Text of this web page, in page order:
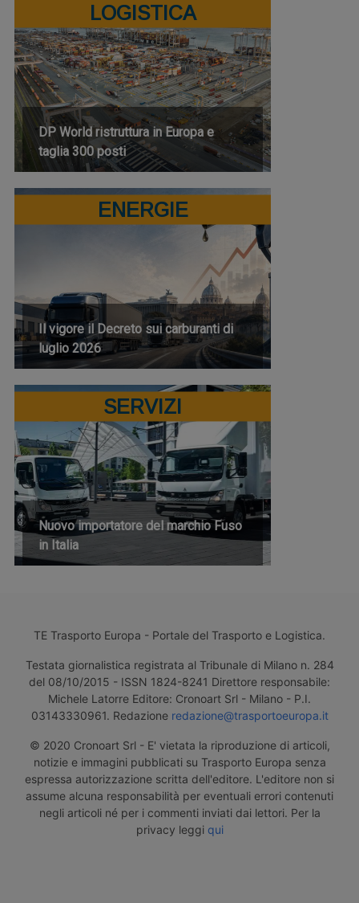
LOGISTICA
DP World ristruttura in Europa e
taglia 300 posti
ENERGIE
Il vigore il Decreto sui carburanti di
luglio 2026
SERVIZI
Nuovo importatore del marchio Fuso
in Italia
TE Trasporto Europa - Portale del Trasporto e Logistica.
Testata giornalistica registrata al Tribunale di Milano n. 284
del 08/10/2015 - ISSN 1824-8241 Direttore responsabile:
Michele Latorre Editore: Cronoart Srl - Milano - P.I.
03143330961. Redazione redazione@trasportoeuropa.it
© 2020 Cronoart Srl - E' vietata la riproduzione di articoli,
notizie e immagini pubblicati su Trasporto Europa senza
espressa autorizzazione scritta dell'editore. L'editore non si
assume alcuna responsabilità per eventuali errori contenuti
negli articoli né per i commenti inviati dai lettori. Per la
privacy leggi qui